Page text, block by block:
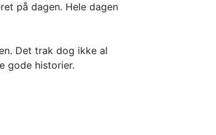
på dagen. Hele dagen
Det trak dog ikke al
gode historier.